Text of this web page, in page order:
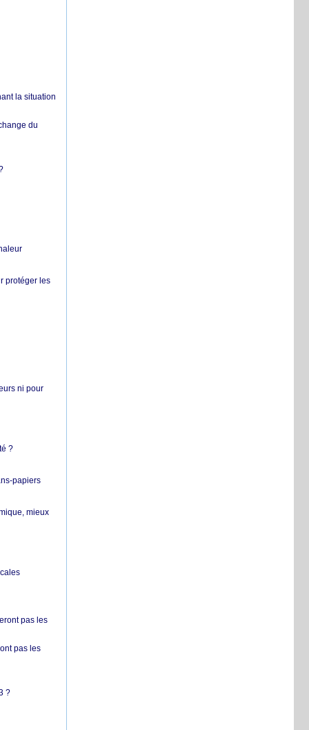
la situation
du
protéger les
ni pour
?
papiers
mieux
pas les
pas les
?